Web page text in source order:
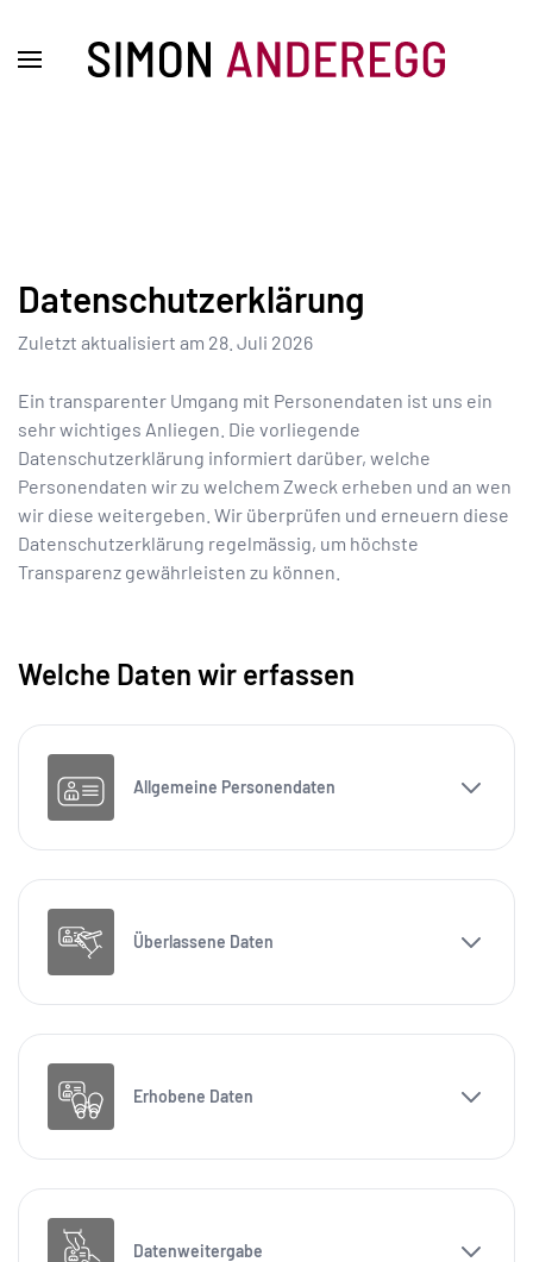
Datenschutzerklärung
Zuletzt aktualisiert am 28. Juli 2026
Ein transparenter Umgang mit Personendaten ist uns ein
sehr wichtiges Anliegen. Die vorliegende
Datenschutzerklärung informiert darüber, welche
Personendaten wir zu welchem Zweck erheben und an wen
wir diese weitergeben. Wir überprüfen und erneuern diese
Datenschutzerklärung regelmässig, um höchste
Transparenz gewährleisten zu können.
Welche Daten wir erfassen
Allgemeine Personendaten
Überlassene Daten
Erhobene Daten
Datenweitergabe